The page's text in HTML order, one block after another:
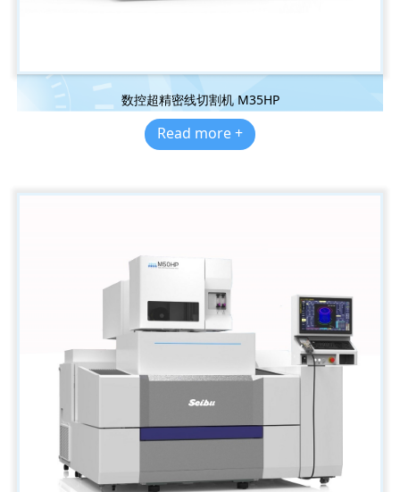
数控超精密线切割机 M35HP
Read more +